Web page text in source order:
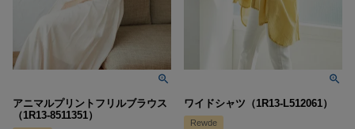
アニマルプリントフリルブラウス
（1R13-8511351）
ワイドシャツ（1R13-L512061）
Rewde